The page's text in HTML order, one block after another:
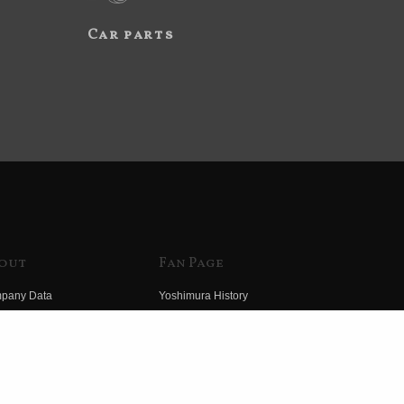
Car parts
Data
Fan Page
Yoshimura History